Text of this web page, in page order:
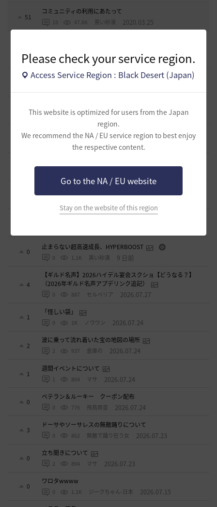
Please check your service region.
Access Service Region : Black Desert (Japan)
This website is optimized for users from the Japan
region.
We recommend the NA / EU service region to best enjoy
the respective content.
Go to the NA / EU website
Stay on the website of this region
51
コミュニティの利用にあたって
18 47.8K 黒い砂漠 2020.03.25
0 151 浅井ジークフリード配信者 10 時間前
キャラの肖像画を撮ると縦長になってしまう
0
0 515 tanupon 2 日前
1
そんなこと知ってらぁ…なこと？
433 ノウワン 3 日前
0
止まらない超高速成長、HYPERBOOST
0 1.1K 黒い砂漠 9 日前
4
【ギルド名声】2026ハイデル宴会スクショ【どうなる？】
（2026年ギルド名声アプデリンク追記）
0 887 セルベリア 2026.07.27
1
「怪しい袋」
0 1K ノウワン 2026.07.24
2
波に乗って流れ着いた宝の地図の場所
2 937 倉庫の 2026.07.24
1
週間イベントについて
1 804 マサ 2026.07.24
0
ベテラン＆ルーキー クーポン配布
0 776 飛鳥雨音 2026.07.24
3
ドーサやソーサレスの無敵踊りについて
0 862 無敵で踊り狂う女 2026.07.23
0
立ち聞きについて
2 894 マサ 2026.07.23
0
ワロタwwww
0 1.1K ジークちゃん-日本 2026.07.15